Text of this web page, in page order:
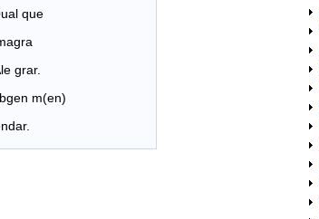
que
grar.
m(en)